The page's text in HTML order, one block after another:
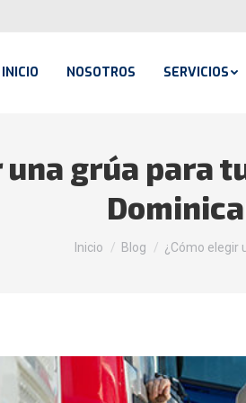
INICIO NOSOTROS SERVICIOS
una grúa para
Estás aquí:
Inicio Blog ¿Cómo elegir